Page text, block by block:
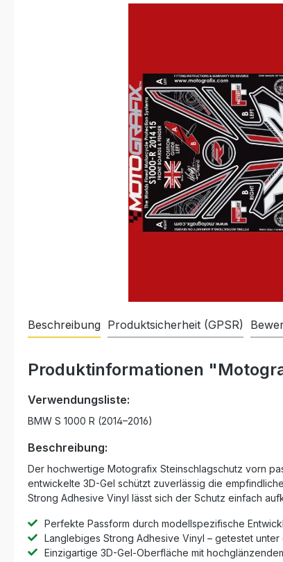
Beschreibung Produktsicherheit (GPSR)
Produktinformationen
Verwendungsliste:
BMW S 1000 R (2014–2016)
Beschreibung:
Der hochwertige Motografix Steinschlagschutz vorn
entwickelte 3D-Gel schützt zuverlässig die
Strong Adhesive Vinyl lässt sich der Schutz einfach
Perfekte Passform durch modellspezifische
Langlebiges Strong Adhesive Vinyl – getestet
Einzigartige 3D-Gel-Oberfläche mit